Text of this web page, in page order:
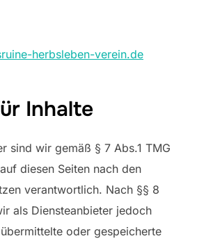
herbsleben-verein.de
Inhalte
sind wir gemäß § 7 Abs.1 TMG
diesen Seiten nach den
verantwortlich. Nach §§ 8
als Diensteanbieter jedoch
oder gespeicherte